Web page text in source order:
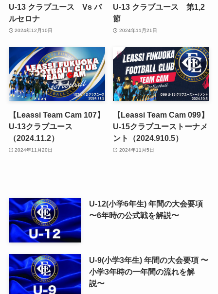
U-13 クラブユース Vs バ
ルセロナ
2024年12月10日
U-13 クラブユース 第1,2
節
2024年11月21日
【Leassi Team Cam 107】
U-13クラブユース
（2024.11.2）
2024年11月20日
【Leassi Team Cam 099】
U-15クラブユーストーナメ
ント（2024.910.5）
2024年11月5日
U-12(小学6年生) 年間の大会要項
〜6年時の公式戦を解説〜
U-9(小学3年生) 年間の大会要項 〜
小学3年時の一年間の流れを解
説〜